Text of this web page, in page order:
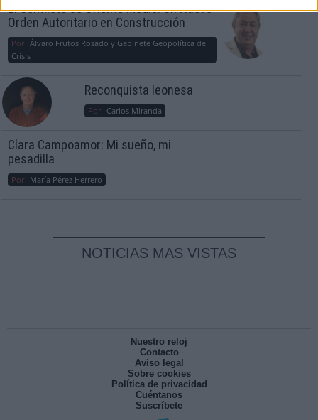
El Conflicto de Oriente Medio: Un Nuevo
Orden Autoritario en Construcción
Por Álvaro Frutos Rosado y Gabinete Geopolítica de
Crisis
Reconquista leonesa
Por Carlos Miranda
Clara Campoamor: Mi sueño, mi
pesadilla
Por María Pérez Herrero
NOTICIAS MAS VISTAS
Nuestro reloj
Contacto
Aviso legal
Sobre cookies
Política de privacidad
Cuéntanos
Suscríbete